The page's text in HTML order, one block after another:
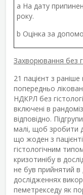
a На дату
року.
b Оцінка за
Захворювання без
21 пацієнт з раніше
попередньо
НДКРЛ без
включені в
відповідно.
малі, щоб зробити
що жоден з
гістологічним
кризотинібу в
не був прийнятий в
дослідженнях
пеметрекседу як